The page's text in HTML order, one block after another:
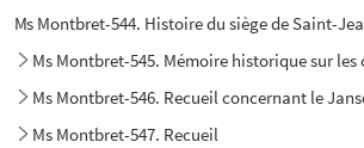
Ms Montbret-544. Histoire du siège de Saint-
Ms Montbret-545. Mémoire historique sur
Ms Montbret-546. Recueil concernant le
Ms Montbret-547. Recueil